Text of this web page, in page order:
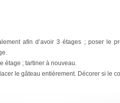
afin d’avoir 3 étages ; poser le
étage ; tartiner à nouveau.
le gâteau entièrement. Décorer si le